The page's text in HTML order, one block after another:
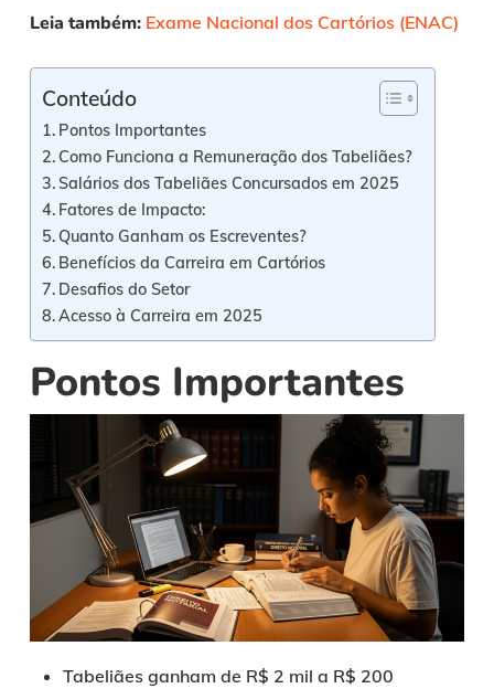
Leia também: Exame Nacional dos Cartórios (ENAC)
Conteúdo
Pontos Importantes
Como Funciona a Remuneração dos Tabeliães?
Salários dos Tabeliães Concursados em 2025
Fatores de Impacto:
Quanto Ganham os Escreventes?
Benefícios da Carreira em Cartórios
Desafios do Setor
Acesso à Carreira em 2025
Pontos Importantes
Tabeliães ganham de R$ 2 mil a R$ 200